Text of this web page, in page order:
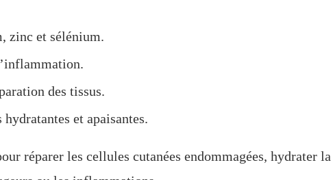
zinc et sélénium.
des tissus.
et apaisantes.
réparer les cellules cutanées endommagées, hydrater la